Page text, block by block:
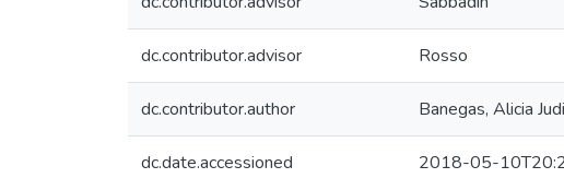
dc.contributor.advisor Rosso
dc.contributor.author Banegas, Alicia
dc.date.accessioned 2018-05-